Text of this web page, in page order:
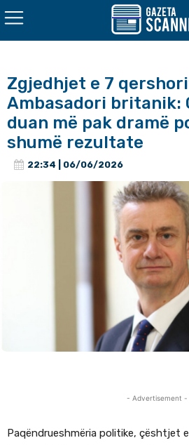
Zgjedhjet e 7
Ambasadori britanik:
duan më pak dramë
shumë rezultate
22:34 | 06/06/2026
- Advertisement -
Paqëndrueshmëria politike, çështjet